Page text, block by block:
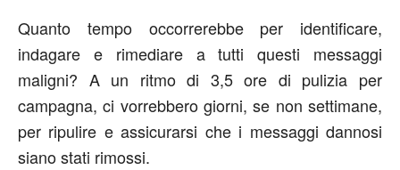
Quanto tempo occorrerebbe per identificare,
indagare e rimediare a tutti questi messaggi
maligni? A un ritmo di 3,5 ore di pulizia per
campagna, ci vorrebbero giorni, se non settimane,
per ripulire e assicurarsi che i messaggi dannosi
siano stati rimossi.